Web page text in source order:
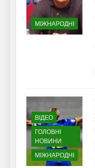
МІЖНАРОДНІ
ВІДЕО
ГОЛОВНІ
НОВИНИ
МІЖНАРОДНІ